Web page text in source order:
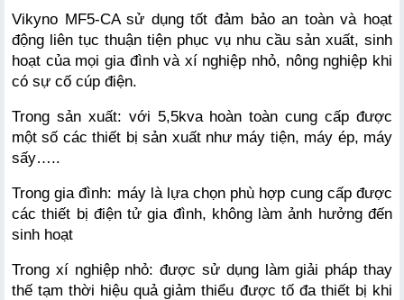
Vikyno MF5-CA sử dụng tốt đảm bảo an toàn và hoạt
động liên tục thuận tiện phục vụ nhu cầu sản xuất, sinh
hoạt của mọi gia đình và xí nghiệp nhỏ, nông nghiệp khi
có sự cố cúp điện.
Trong sản xuất: với 5,5kva hoàn toàn cung cấp được
một số các thiết bị sản xuất như máy tiện, máy ép, máy
sấy…..
Trong gia đình: máy là lựa chọn phù hợp cung cấp được
các thiết bị điện tử gia đình, không làm ảnh hưởng đến
sinh hoạt
Trong xí nghiệp nhỏ: được sử dụng làm giải pháp thay
thế tạm thời hiệu quả giảm thiểu được tố đa thiết bị khi